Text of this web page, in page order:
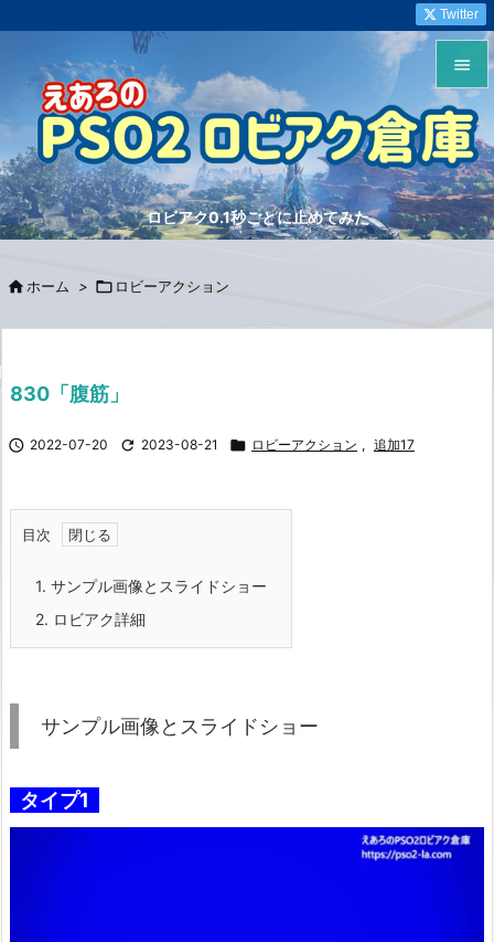
ロビアク0.1秒ごとに止めてみた


メニュ

サイド


Twitter
 ホーム >  ロビーアクション
830「腹筋」
 2022-07-20  2023-08-21  ロビーアクション , 追加17
目次
1. サンプル画像とスライドショー
2. ロビアク詳細
サンプル画像とスライドショー
タイプ1